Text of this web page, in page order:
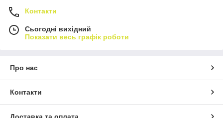
Контакти
Сьогодні вихідний
Показати весь графік роботи
Про нас
Контакти